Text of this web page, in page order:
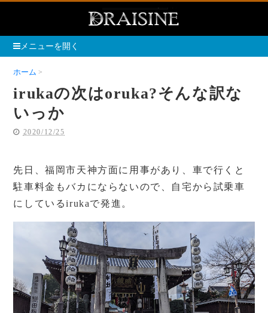
メニューを開く
ホーム
irukaの次はoruka?そんな訳な
いっか
2020/12/25
先日、福岡市天神方面に用事があり、車で行くと
駐車料金もバカにならないので、自宅から試乗車
にしているirukaで発進。